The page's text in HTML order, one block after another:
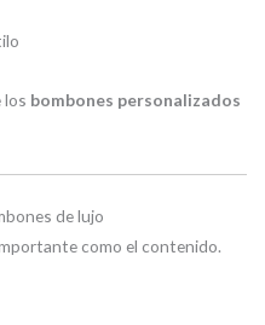
los bombones personalizados
de lujo
como el contenido.